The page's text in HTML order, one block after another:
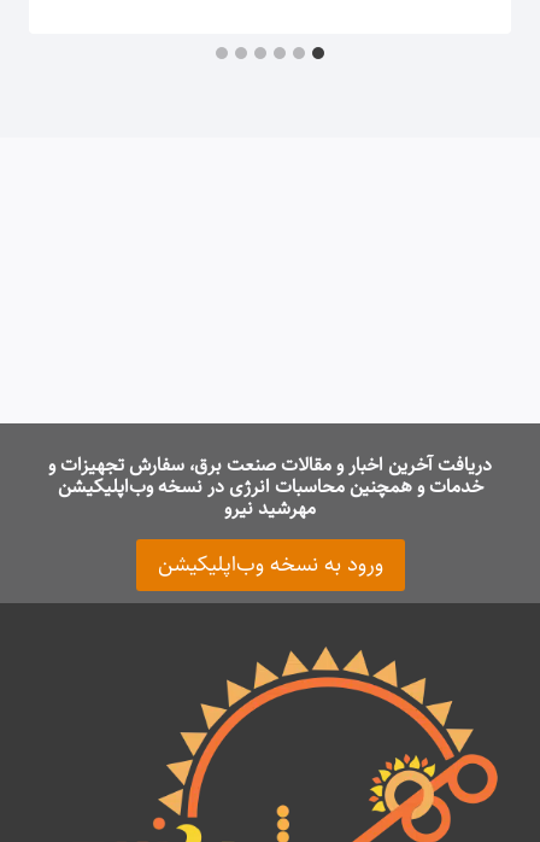
دریافت آخرین اخبار و مقالات صنعت برق، سفارش تجهیزات و
خدمات و همچنین محاسبات انرژی در نسخه وب‌اپلیکیشن
مهرشید نیرو
ورود به نسخه وب‌اپلیکیشن